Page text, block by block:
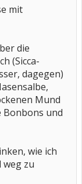
mit
die
(Sicca-
dagegen)
Mund
Bonbons und
wie ich
zu